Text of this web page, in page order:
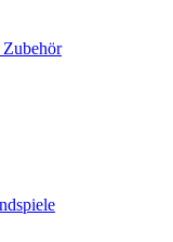
Zubehör